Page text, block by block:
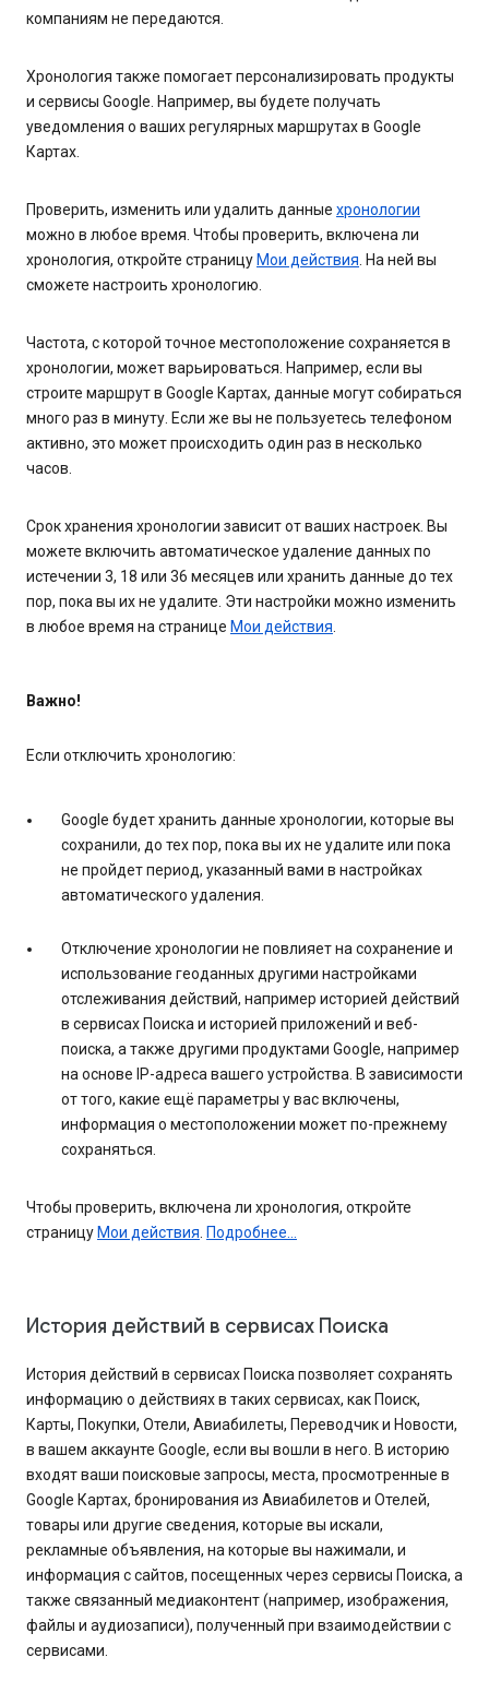
компаниям не передаются.
Хронология также помогает персонализировать продукты
и сервисы Google. Например, вы будете получать
уведомления о ваших регулярных маршрутах в Google
Картах.
Проверить, изменить или удалить данные хронологии
можно в любое время. Чтобы проверить, включена ли
хронология, откройте страницу Мои действия. На ней вы
сможете настроить хронологию.
Частота, с которой точное местоположение сохраняется в
хронологии, может варьироваться. Например, если вы
строите маршрут в Google Картах, данные могут собираться
много раз в минуту. Если же вы не пользуетесь телефоном
активно, это может происходить один раз в несколько
часов.
Срок хранения хронологии зависит от ваших настроек. Вы
можете включить автоматическое удаление данных по
истечении 3, 18 или 36 месяцев или хранить данные до тех
пор, пока вы их не удалите. Эти настройки можно изменить
в любое время на странице Мои действия.
Важно!
Если отключить хронологию:
Google будет хранить данные хронологии, которые вы
сохранили, до тех пор, пока вы их не удалите или пока
не пройдет период, указанный вами в настройках
автоматического удаления.
Отключение хронологии не повлияет на сохранение и
использование геоданных другими настройками
отслеживания действий, например историей действий
в сервисах Поиска и историей приложений и веб-
поиска, а также другими продуктами Google, например
на основе IP-адреса вашего устройства. В зависимости
от того, какие ещё параметры у вас включены,
информация о местоположении может по-прежнему
сохраняться.
Чтобы проверить, включена ли хронология, откройте
страницу Мои действия. Подробнее…
История действий в сервисах Поиска
История действий в сервисах Поиска позволяет сохранять
информацию о действиях в таких сервисах, как Поиск,
Карты, Покупки, Отели, Авиабилеты, Переводчик и Новости,
в вашем аккаунте Google, если вы вошли в него. В историю
входят ваши поисковые запросы, места, просмотренные в
Google Картах, бронирования из Авиабилетов и Отелей,
товары или другие сведения, которые вы искали,
рекламные объявления, на которые вы нажимали, и
информация с сайтов, посещенных через сервисы Поиска, а
также связанный медиаконтент (например, изображения,
файлы и аудиозаписи), полученный при взаимодействии с
сервисами.